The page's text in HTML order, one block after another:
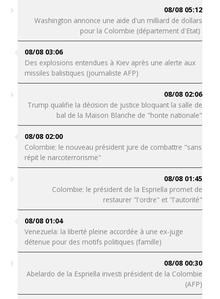
08/08 05:12
Washington annonce une aide d'un milliard de dollars
pour la Colombie (département d'Etat)
08/08 03:06
Des explosions entendues à Kiev après une alerte aux
missiles balistiques (journaliste AFP)
08/08 02:06
Trump qualifie la décision de justice bloquant la salle de
bal de la Maison Blanche de "honte nationale"
08/08 02:00
Colombie: le nouveau président jure de combattre "sans
répit le narcoterrorisme"
08/08 01:45
Colombie: le président de la Espriella promet de
restaurer "l'ordre" et "l'autorité"
08/08 01:04
Venezuela: la liberté pleine accordée à une ex-juge
détenue pour des motifs politiques (famille)
08/08 00:30
Abelardo de la Espriella investi président de la Colombie
(AFP)